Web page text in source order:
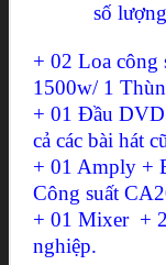
số
+ 02 Loa công
1500w/ 1
+ 01 Đầu DVD
cả các bài hát
+ 01 Amply +
Công suất
+ 01 Mixer +
nghiệp.